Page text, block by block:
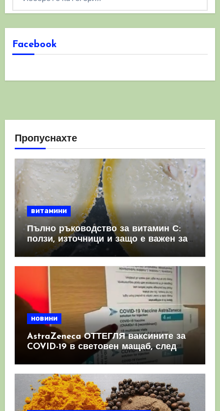
Facebook
Пропуснахте
витамини
Пълно ръководство за витамин С:
ползи, източници и защо е важен за
имунната система
новини
AstraZeneca ОТТЕГЛЯ ваксините за
COVID-19 в световен мащаб, след
като призна, че те причиняват